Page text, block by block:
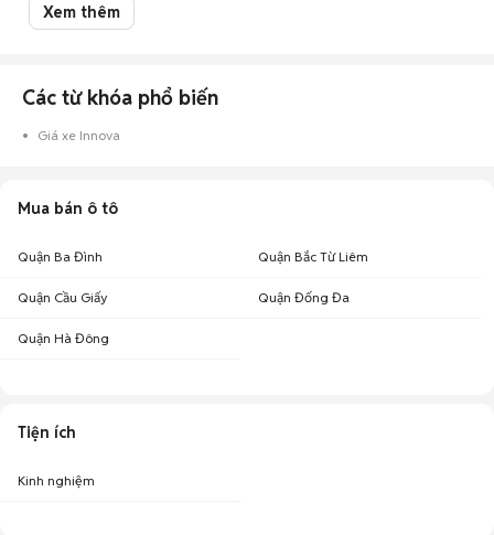
Xem thêm
Các từ khóa phổ biến
Giá xe Innova
Mua bán ô tô
Quận Ba Đình Quận Bắc Từ Liêm
Quận Cầu Giấy Quận Đống Đa
Quận Hà Đông
Tiện ích
Kinh nghiệm